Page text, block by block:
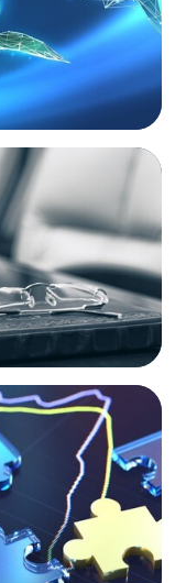
Now:
Engines of